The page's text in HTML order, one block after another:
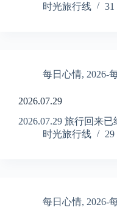
时光旅行线
31
每日心情, 2026-
2026.07.29
2026.07.29 旅行回来
时光旅行线
29
每日心情, 2026-